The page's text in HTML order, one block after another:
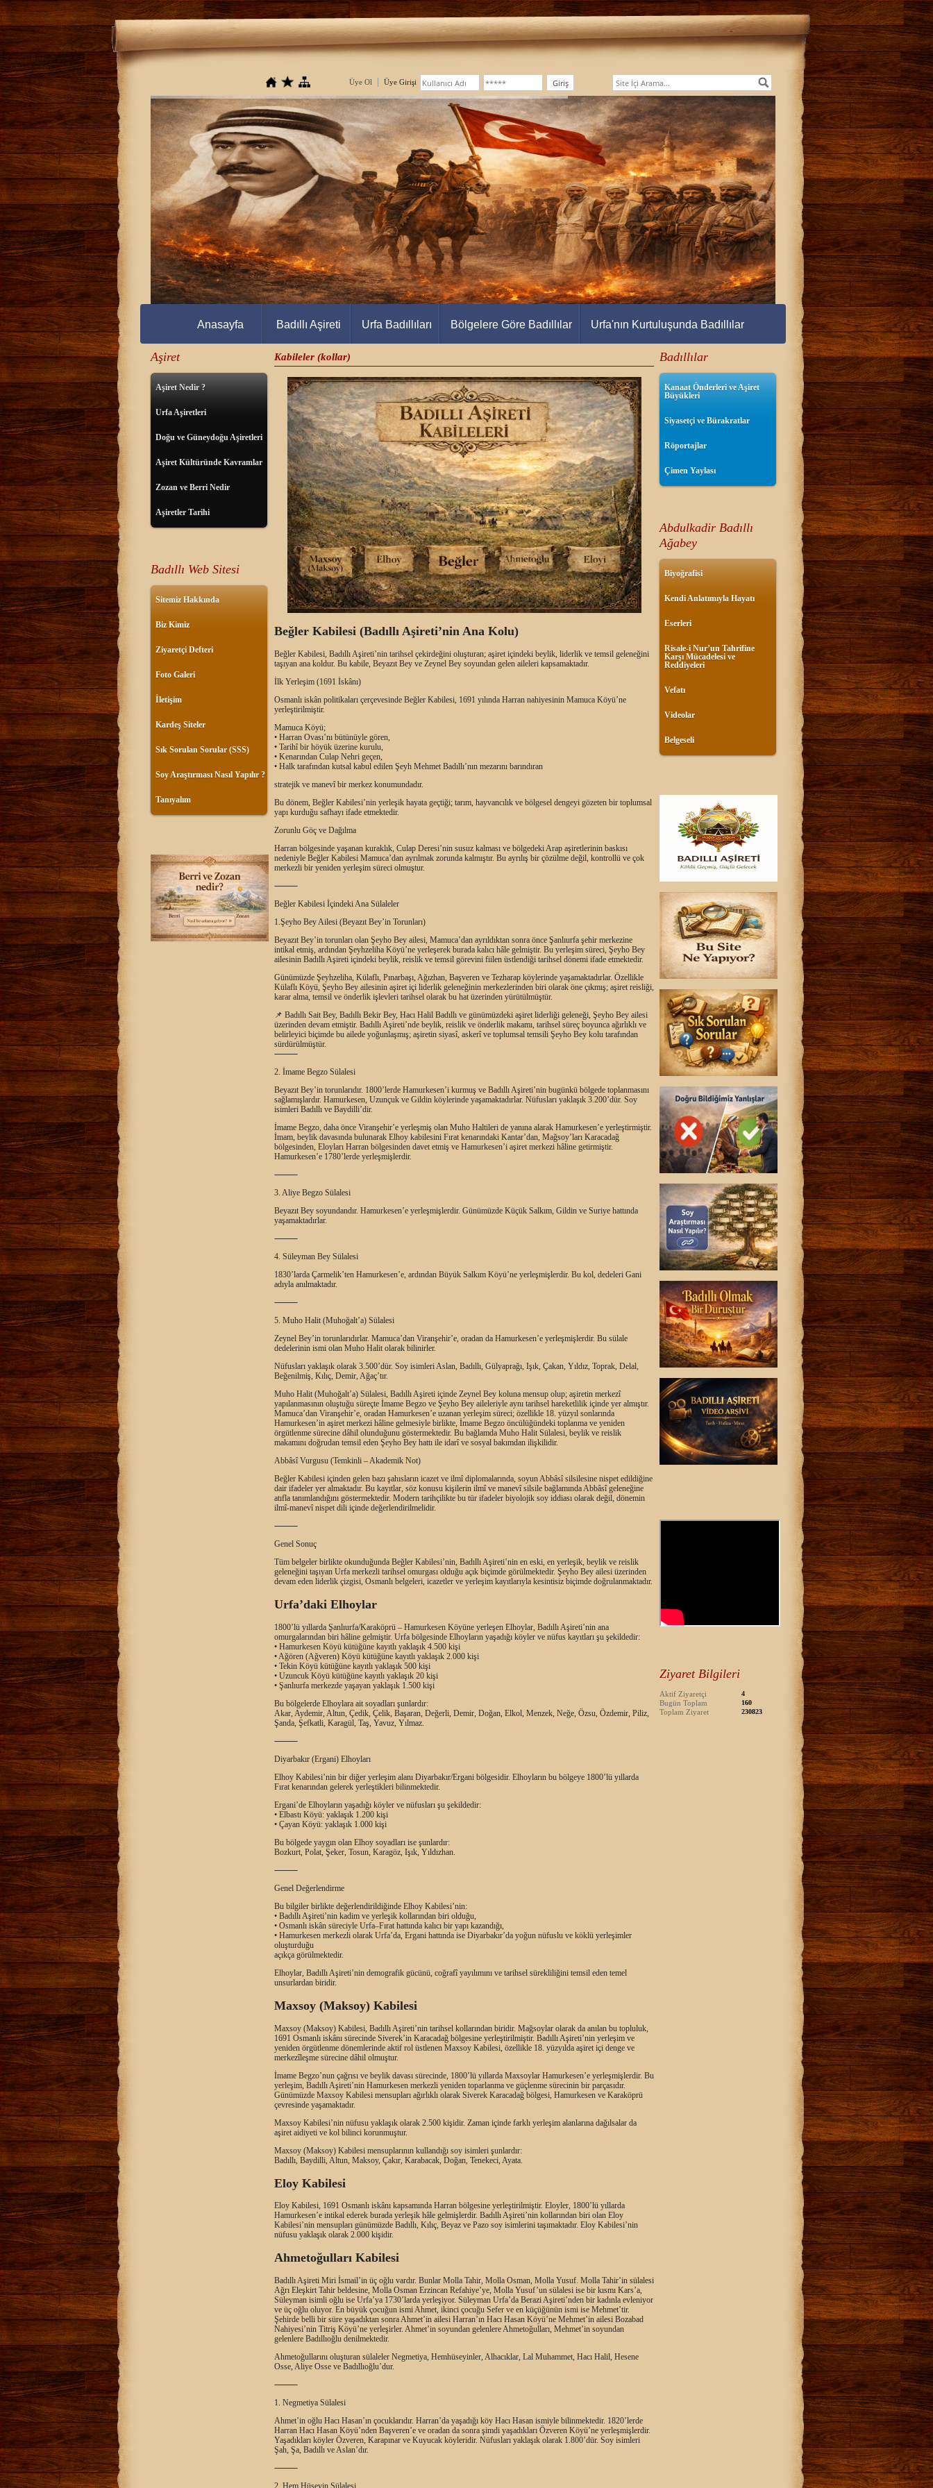
Üye Ol Üye Girişi
Anasayfa Badıllı Aşireti Urfa Badıllıları Bölgelere Göre Badıllılar Urfa'nın Kurtuluşunda Badıllılar
Aşiret
Aşiret Nedir ?
Urfa Aşiretleri
Doğu ve Güneydoğu Aşiretleri
Aşiret Kültüründe Kavramlar
Zozan ve Berri Nedir
Aşiretler Tarihi
Badıllı Web Sitesi
Sitemiz Hakkında
Biz Kimiz
Ziyaretçi Defteri
Foto Galeri
İletişim
Kardeş Siteler
Sık Sorulan Sorular (SSS)
Soy Araştırması Nasıl Yapılır ?
Tanıyalım
Kabileler (kollar)
Beğler Kabilesi (Badıllı Aşireti’nin Ana Kolu)
Beğler Kabilesi, Badıllı Aşireti’nin tarihsel çekirdeğini oluşturan; aşiret içindeki beylik, liderlik ve temsil geleneğini
taşıyan ana koldur. Bu kabile, Beyazıt Bey ve Zeynel Bey soyundan gelen aileleri kapsamaktadır.
İlk Yerleşim (1691 İskânı)
Osmanlı iskân politikaları çerçevesinde Beğler Kabilesi, 1691 yılında Harran nahiyesinin Mamuca Köyü’ne
yerleştirilmiştir.
Mamuca Köyü;
• Harran Ovası’nı bütünüyle gören,
• Tarihî bir höyük üzerine kurulu,
• Kenarından Culap Nehri geçen,
• Halk tarafından kutsal kabul edilen Şeyh Mehmet Badıllı’nın mezarını barındıran
stratejik ve manevî bir merkez konumundadır.
Bu dönem, Beğler Kabilesi’nin yerleşik hayata geçtiği; tarım, hayvancılık ve bölgesel dengeyi gözeten bir toplumsal
yapı kurduğu safhayı ifade etmektedir.
Zorunlu Göç ve Dağılma
Harran bölgesinde yaşanan kuraklık, Culap Deresi’nin susuz kalması ve bölgedeki Arap aşiretlerinin baskısı
nedeniyle Beğler Kabilesi Mamuca’dan ayrılmak zorunda kalmıştır. Bu ayrılış bir çözülme değil, kontrollü ve çok
merkezli bir yeniden yerleşim süreci olmuştur.
⸻
Beğler Kabilesi İçindeki Ana Sülaleler
1.Şeyho Bey Ailesi (Beyazıt Bey’in Torunları)
Beyazıt Bey’in torunları olan Şeyho Bey ailesi, Mamuca’dan ayrıldıktan sonra önce Şanlıurfa şehir merkezine
intikal etmiş, ardından Şeyhzeliha Köyü’ne yerleşerek burada kalıcı hâle gelmiştir. Bu yerleşim süreci, Şeyho Bey
ailesinin Badıllı Aşireti içindeki beylik, reislik ve temsil görevini fiilen üstlendiği tarihsel dönemi ifade etmektedir.
Günümüzde Şeyhzeliha, Külaflı, Pınarbaşı, Ağızhan, Başveren ve Tezharap köylerinde yaşamaktadırlar. Özellikle
Külaflı Köyü, Şeyho Bey ailesinin aşiret içi liderlik geleneğinin merkezlerinden biri olarak öne çıkmış; aşiret reisliği,
karar alma, temsil ve önderlik işlevleri tarihsel olarak bu hat üzerinden yürütülmüştür.
📌 Badıllı Sait Bey, Badıllı Bekir Bey, Hacı Halil Badıllı ve günümüzdeki aşiret liderliği geleneği, Şeyho Bey ailesi
üzerinden devam etmiştir. Badıllı Aşireti’nde beylik, reislik ve önderlik makamı, tarihsel süreç boyunca ağırlıklı ve
belirleyici biçimde bu ailede yoğunlaşmış; aşiretin siyasî, askerî ve toplumsal temsili Şeyho Bey kolu tarafından
sürdürülmüştür.
⸻
2. İmame Begzo Sülalesi
Beyazıt Bey’in torunlarıdır. 1800’lerde Hamurkesen’i kurmuş ve Badıllı Aşireti’nin bugünkü bölgede toplanmasını
sağlamışlardır. Hamurkesen, Uzunçuk ve Gildin köylerinde yaşamaktadırlar. Nüfusları yaklaşık 3.200’dür. Soy
isimleri Badıllı ve Baydilli’dir.
İmame Begzo, daha önce Viranşehir’e yerleşmiş olan Muho Haltileri de yanına alarak Hamurkesen’e yerleştirmiştir.
İmam, beylik davasında bulunarak Elhoy kabilesini Fırat kenarındaki Kantar’dan, Mağsoy’ları Karacadağ
bölgesinden, Eloyları Harran bölgesinden davet etmiş ve Hamurkesen’i aşiret merkezi hâline getirmiştir.
Hamurkesen’e 1780’lerde yerleşmişlerdir.
⸻
3. Aliye Begzo Sülalesi
Beyazıt Bey soyundandır. Hamurkesen’e yerleşmişlerdir. Günümüzde Küçük Salkım, Gildin ve Suriye hattında
yaşamaktadırlar.
⸻
4. Süleyman Bey Sülalesi
1830’larda Çarmelik’ten Hamurkesen’e, ardından Büyük Salkım Köyü’ne yerleşmişlerdir. Bu kol, dedeleri Gani
adıyla anılmaktadır.
⸻
5. Muho Halit (Muhoğalt’a) Sülalesi
Zeynel Bey’in torunlarıdırlar. Mamuca’dan Viranşehir’e, oradan da Hamurkesen’e yerleşmişlerdir. Bu sülale
dedelerinin ismi olan Muho Halit olarak bilinirler.
Nüfusları yaklaşık olarak 3.500’dür. Soy isimleri Aslan, Badıllı, Gülyaprağı, Işık, Çakan, Yıldız, Toprak, Delal,
Beğenilmiş, Kılıç, Demir, Ağaç’tır.
Muho Halit (Muhoğalt’a) Sülalesi, Badıllı Aşireti içinde Zeynel Bey koluna mensup olup; aşiretin merkezî
yapılanmasının oluştuğu süreçte İmame Begzo ve Şeyho Bey aileleriyle aynı tarihsel hareketlilik içinde yer almıştır.
Mamuca’dan Viranşehir’e, oradan Hamurkesen’e uzanan yerleşim süreci; özellikle 18. yüzyıl sonlarında
Hamurkesen’in aşiret merkezi hâline gelmesiyle birlikte, İmame Begzo öncülüğündeki toplanma ve yeniden
örgütlenme sürecine dâhil olunduğunu göstermektedir. Bu bağlamda Muho Halit Sülalesi, beylik ve reislik
makamını doğrudan temsil eden Şeyho Bey hattı ile idarî ve sosyal bakımdan ilişkilidir.
Abbâsî Vurgusu (Temkinli – Akademik Not)
Beğler Kabilesi içinden gelen bazı şahısların icazet ve ilmî diplomalarında, soyun Abbâsî silsilesine nispet edildiğine
dair ifadeler yer almaktadır. Bu kayıtlar, söz konusu kişilerin ilmî ve manevî silsile bağlamında Abbâsî geleneğine
atıfla tanımlandığını göstermektedir. Modern tarihçilikte bu tür ifadeler biyolojik soy iddiası olarak değil, dönemin
ilmî-manevî nispet dili içinde değerlendirilmelidir.
⸻
Genel Sonuç
Tüm belgeler birlikte okunduğunda Beğler Kabilesi’nin, Badıllı Aşireti’nin en eski, en yerleşik, beylik ve reislik
geleneğini taşıyan Urfa merkezli tarihsel omurgası olduğu açık biçimde görülmektedir. Şeyho Bey ailesi üzerinden
devam eden liderlik çizgisi, Osmanlı belgeleri, icazetler ve yerleşim kayıtlarıyla kesintisiz biçimde doğrulanmaktadır.
Urfa’daki Elhoylar
1800’lü yıllarda Şanlıurfa/Karaköprü – Hamurkesen Köyüne yerleşen Elhoylar, Badıllı Aşireti’nin ana
omurgalarından biri hâline gelmiştir. Urfa bölgesinde Elhoyların yaşadığı köyler ve nüfus kayıtları şu şekildedir:
• Hamurkesen Köyü kütüğüne kayıtlı yaklaşık 4.500 kişi
• Ağören (Ağveren) Köyü kütüğüne kayıtlı yaklaşık 2.000 kişi
• Tekin Köyü kütüğüne kayıtlı yaklaşık 500 kişi
• Uzuncuk Köyü kütüğüne kayıtlı yaklaşık 20 kişi
• Şanlıurfa merkezde yaşayan yaklaşık 1.500 kişi
Bu bölgelerde Elhoylara ait soyadları şunlardır:
Akar, Aydemir, Altun, Çedik, Çelik, Başaran, Değerli, Demir, Doğan, Elkol, Menzek, Neğe, Özsu, Özdemir, Piliz,
Şanda, Şefkatli, Karagül, Taş, Yavuz, Yılmaz.
⸻
Diyarbakır (Ergani) Elhoyları
Elhoy Kabilesi’nin bir diğer yerleşim alanı Diyarbakır/Ergani bölgesidir. Elhoyların bu bölgeye 1800’lü yıllarda
Fırat kenarından gelerek yerleştikleri bilinmektedir.
Ergani’de Elhoyların yaşadığı köyler ve nüfusları şu şekildedir:
• Elbastı Köyü: yaklaşık 1.200 kişi
• Çayan Köyü: yaklaşık 1.000 kişi
Bu bölgede yaygın olan Elhoy soyadları ise şunlardır:
Bozkurt, Polat, Şeker, Tosun, Karagöz, Işık, Yıldızhan.
⸻
Genel Değerlendirme
Bu bilgiler birlikte değerlendirildiğinde Elhoy Kabilesi’nin:
• Badıllı Aşireti’nin kadim ve yerleşik kollarından biri olduğu,
• Osmanlı iskân süreciyle Urfa–Fırat hattında kalıcı bir yapı kazandığı,
• Hamurkesen merkezli olarak Urfa’da, Ergani hattında ise Diyarbakır’da yoğun nüfuslu ve köklü yerleşimler
oluşturduğu
açıkça görülmektedir.
Elhoylar, Badıllı Aşireti’nin demografik gücünü, coğrafî yayılımını ve tarihsel sürekliliğini temsil eden temel
unsurlardan biridir.
Maxsoy (Maksoy) Kabilesi
Maxsoy (Maksoy) Kabilesi, Badıllı Aşireti’nin tarihsel kollarından biridir. Mağsoylar olarak da anılan bu topluluk,
1691 Osmanlı iskânı sürecinde Siverek’in Karacadağ bölgesine yerleştirilmiştir. Badıllı Aşireti’nin yerleşim ve
yeniden örgütlenme dönemlerinde aktif rol üstlenen Maxsoy Kabilesi, özellikle 18. yüzyılda aşiret içi denge ve
merkezîleşme sürecine dâhil olmuştur.
İmame Begzo’nun çağrısı ve beylik davası sürecinde, 1800’lü yıllarda Maxsoylar Hamurkesen’e yerleşmişlerdir. Bu
yerleşim, Badıllı Aşireti’nin Hamurkesen merkezli yeniden toparlanma ve güçlenme sürecinin bir parçasıdır.
Günümüzde Maxsoy Kabilesi mensupları ağırlıklı olarak Siverek Karacadağ bölgesi, Hamurkesen ve Karaköprü
çevresinde yaşamaktadır.
Maxsoy Kabilesi’nin nüfusu yaklaşık olarak 2.500 kişidir. Zaman içinde farklı yerleşim alanlarına dağılsalar da
aşiret aidiyeti ve kol bilinci korunmuştur.
Maxsoy (Maksoy) Kabilesi mensuplarının kullandığı soy isimleri şunlardır:
Badıllı, Baydilli, Altun, Maksoy, Çakır, Karabacak, Doğan, Tenekeci, Ayata.
Eloy Kabilesi
Eloy Kabilesi, 1691 Osmanlı iskânı kapsamında Harran bölgesine yerleştirilmiştir. Eloyler, 1800’lü yıllarda
Hamurkesen’e intikal ederek burada yerleşik hâle gelmişlerdir. Badıllı Aşireti’nin kollarından biri olan Eloy
Kabilesi’nin mensupları günümüzde Badıllı, Kılıç, Beyaz ve Pazo soy isimlerini taşımaktadır. Eloy Kabilesi’nin
nüfusu yaklaşık olarak 2.000 kişidir.
Ahmetoğulları Kabilesi
Badıllı Aşireti Miri İsmail’in üç oğlu vardır. Bunlar Molla Tahir, Molla Osman, Molla Yusuf. Molla Tahir’in sülalesi
Ağrı Eleşkirt Tahir beldesine, Molla Osman Erzincan Refahiye’ye, Molla Yusuf’un sülalesi ise bir kısmı Kars’a,
Süleyman isimli oğlu ise Urfa’ya 1730’larda yerleşiyor. Süleyman Urfa’da Berazi Aşireti’nden bir kadınla evleniyor
ve üç oğlu oluyor. En büyük çocuğun ismi Ahmet, ikinci çocuğu Sefer ve en küçüğünün ismi ise Mehmet’tir.
Şehirde belli bir süre yaşadıktan sonra Ahmet’in ailesi Harran’ın Hacı Hasan Köyü’ne Mehmet’in ailesi Bozabad
Nahiyesi’nin Titriş Köyü’ne yerleşirler. Ahmet’in soyundan gelenlere Ahmetoğulları, Mehmet’in soyundan
gelenlere Badıllıoğlu denilmektedir.
Ahmetoğullarını oluşturan sülaleler Negmetiya, Hemhüseyinler, Alhacıklar, Lal Muhammet, Hacı Halil, Hesene
Osse, Aliye Osse ve Badıllıoğlu’dur.
⸻
1. Negmetiya Sülalesi
Ahmet’in oğlu Hacı Hasan’ın çocuklarıdır. Harran’da yaşadığı köy Hacı Hasan ismiyle bilinmektedir. 1820’lerde
Harran Hacı Hasan Köyü’nden Başveren’e ve oradan da sonra şimdi yaşadıkları Özveren Köyü’ne yerleşmişlerdir.
Yaşadıkları köyler Özveren, Karapınar ve Kuyucak köyleridir. Nüfusları yaklaşık olarak 1.800’dür. Soy isimleri
Şah, Şa, Badıllı ve Aslan’dır.
⸻
Badıllılar
Kanaat Önderleri ve Aşiret
Büyükleri
Siyasetçi ve Bürakratlar
Röportajlar
Çimen Yaylası
Abdulkadir Badıllı
Ağabey
Biyoğrafisi
Kendi Anlatımıyla Hayatı
Eserleri
Risale-i Nur’un Tahrifine
Karşı Mücadelesi ve
Reddiyeleri
Vefatı
Videolar
Belgeseli
Ziyaret Bilgileri
Aktif Ziyaretçi 4
Bugün Toplam 160
Toplam Ziyaret 230823